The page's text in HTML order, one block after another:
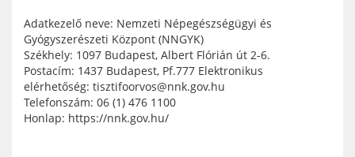
Adatkezelő neve: Nemzeti Népegészségügyi és
Gyógyszerészeti Központ (NNGYK)
Székhely: 1097 Budapest, Albert Flórián út 2-6.
Postacím: 1437 Budapest, Pf.777 Elektronikus
elérhetőség: tisztifoorvos@nnk.gov.hu
Telefonszám: 06 (1) 476 1100
Honlap: https://nnk.gov.hu/